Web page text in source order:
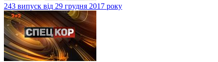
243 випуск від 29 грудня 2017 року